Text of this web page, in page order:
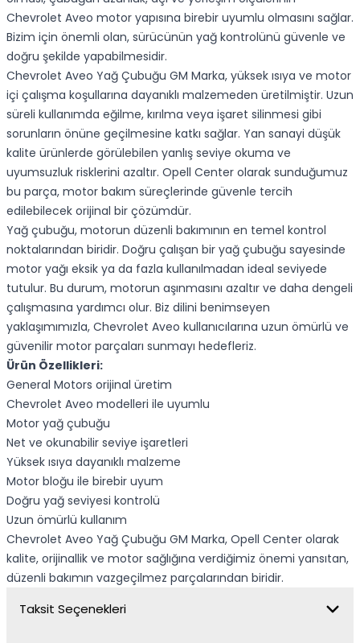
Chevrolet Aveo motor yapısına birebir uyumlu olmasını sağlar.
Bizim için önemli olan, sürücünün yağ kontrolünü güvenle ve
doğru şekilde yapabilmesidir.
Chevrolet Aveo Yağ Çubuğu GM Marka, yüksek ısıya ve motor
içi çalışma koşullarına dayanıklı malzemeden üretilmiştir. Uzun
süreli kullanımda eğilme, kırılma veya işaret silinmesi gibi
sorunların önüne geçilmesine katkı sağlar. Yan sanayi düşük
kalite ürünlerde görülebilen yanlış seviye okuma ve
uyumsuzluk risklerini azaltır. Opell Center olarak sunduğumuz
bu parça, motor bakım süreçlerinde güvenle tercih
edilebilecek orijinal bir çözümdür.
Yağ çubuğu, motorun düzenli bakımının en temel kontrol
noktalarından biridir. Doğru çalışan bir yağ çubuğu sayesinde
motor yağı eksik ya da fazla kullanılmadan ideal seviyede
tutulur. Bu durum, motorun aşınmasını azaltır ve daha dengeli
çalışmasına yardımcı olur. Biz dilini benimseyen
yaklaşımımızla, Chevrolet Aveo kullanıcılarına uzun ömürlü ve
güvenilir motor parçaları sunmayı hedefleriz.
Ürün Özellikleri:
General Motors orijinal üretim
Chevrolet Aveo modelleri ile uyumlu
Motor yağ çubuğu
Net ve okunabilir seviye işaretleri
Yüksek ısıya dayanıklı malzeme
Motor bloğu ile birebir uyum
Doğru yağ seviyesi kontrolü
Uzun ömürlü kullanım
Chevrolet Aveo Yağ Çubuğu GM Marka, Opell Center olarak
kalite, orijinallik ve motor sağlığına verdiğimiz önemi yansıtan,
düzenli bakımın vazgeçilmez parçalarından biridir.
Taksit Seçenekleri